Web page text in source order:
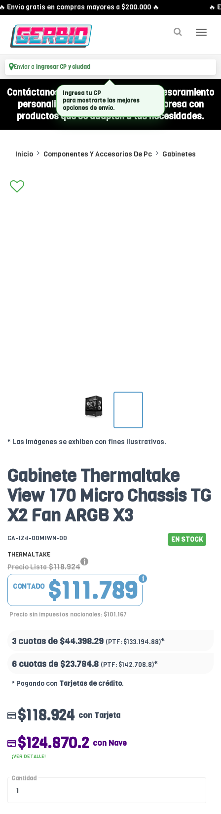
Envío gratis en compras mayores a $200.000 🔥 🔥
Enviar a Ingresar CP y ciudad
Contáctanos por WhatsApp y recibí asesoramiento
personalizado para equipar a tu empresa con
productos que se adapten a tus necesidades.
Inicio Componentes Y Accesorios De Pc Gabinetes
* Las imágenes se exhiben con fines ilustrativos.
Gabinete Thermaltake
View 170 Micro Chassis TG
X2 Fan ARGB X3
CA-1Z4-00M1WN-00 EN STOCK
THERMALTAKE
Precio Lista $118.924
$111.789
CONTADO
Precio sin impuestos nacionales: $101.167
3 cuotas de $44.398.29 (PTF: $133.194.88)*
6 cuotas de $23.784.8 (PTF: $142.708.8)*
* Pagando con Tarjetas de crédito.
$118.924 con Tarjeta
$124.870.2 con Nave
¡VER DETALLE!
Cantidad
Ingresa tu CP
para mostrarte las mejores
opciones de envío.